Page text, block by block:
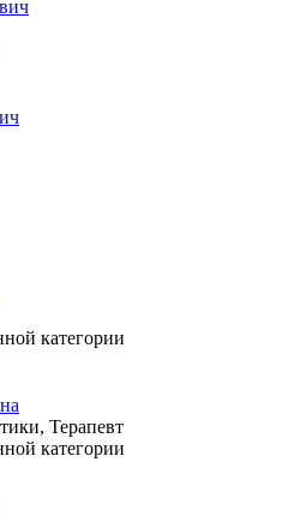
категории
Терапевт
категории